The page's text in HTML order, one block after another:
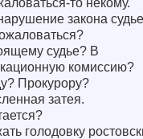
то некому.
закона
судье? В
комиссию?
Прокурору?
затея.
голодовку